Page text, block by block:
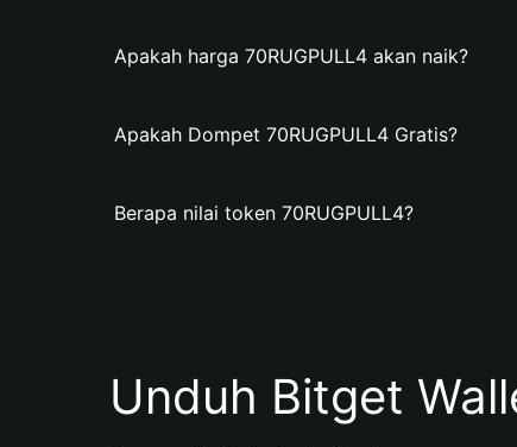
Apakah harga 70RUGPULL4 akan naik?
Apakah Dompet 70RUGPULL4 Gratis?
Berapa nilai token 70RUGPULL4?
Unduh Bitget